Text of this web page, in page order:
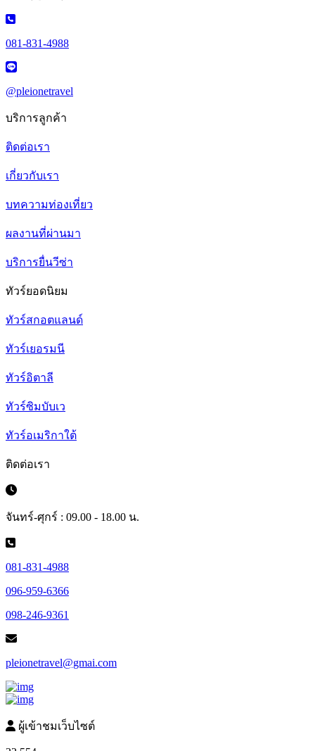
081-831-4988
@pleionetravel
บริการลูกค้า
ติดต่อเรา
เกี่ยวกับเรา
บทความท่องเที่ยว
ผลงานที่ผ่านมา
บริการยื่นวีซ่า
ทัวร์ยอดนิยม
ทัวร์สกอตแลนด์
ทัวร์เยอรมนี
ทัวร์อิตาลี
ทัวร์ซิมบับเว
ทัวร์อเมริกาใต้
ติดต่อเรา
จันทร์-ศุกร์ : 09.00 - 18.00 น.
081-831-4988
096-959-6366
098-246-9361
pleionetravel@gmai.com
ผู้เข้าชมเว็บไซต์